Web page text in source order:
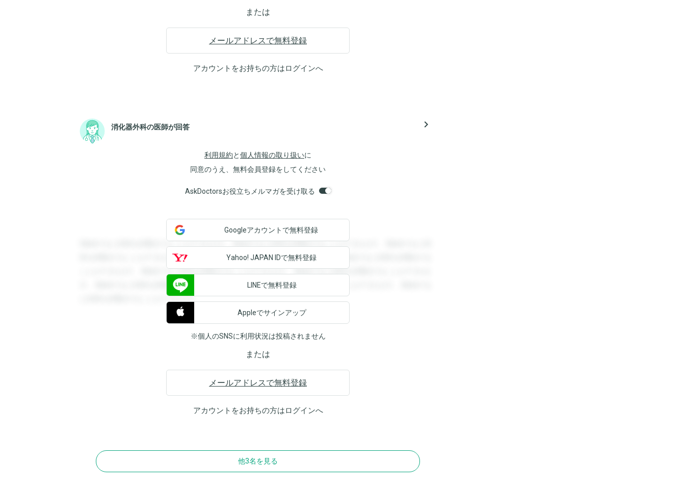
または
メールアドレスで無料登録
アカウントをお持ちの方はログインへ
消化器外科の医師が回答 navigate_next
利用規約と個人情報の取り扱いに
同意のうえ、無料会員登録をしてください
AskDoctorsお役立ちメルマガを受け取る
登録すると回答を閲覧することができます。登録すると回答を閲覧することができます。登録すると回
答を閲覧することができます。登録すると回答を閲覧することができます。登録すると回答を閲覧する
ことができます。登録すると回答を閲覧することができます。登録すると回答を閲覧することができま
す。登録すると回答を閲覧することができます。登録すると回答を閲覧することができます。登録する
と回答を閲覧することができます。
Googleアカウントで無料登録
Yahoo! JAPAN IDで無料登録
LINEで無料登録
Appleでサインアップ
※個人のSNSに利用状況は投稿されません
または
メールアドレスで無料登録
アカウントをお持ちの方はログインへ
他3名を見る